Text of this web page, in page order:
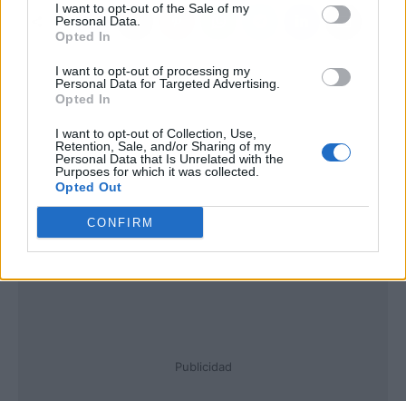
I want to opt-out of the Sale of my
Personal Data.
Opted In
I want to opt-out of processing my
Personal Data for Targeted Advertising.
Opted In
I want to opt-out of Collection, Use,
Retention, Sale, and/or Sharing of my
Personal Data that Is Unrelated with the
Purposes for which it was collected.
Opted Out
CONFIRM
Publicidad